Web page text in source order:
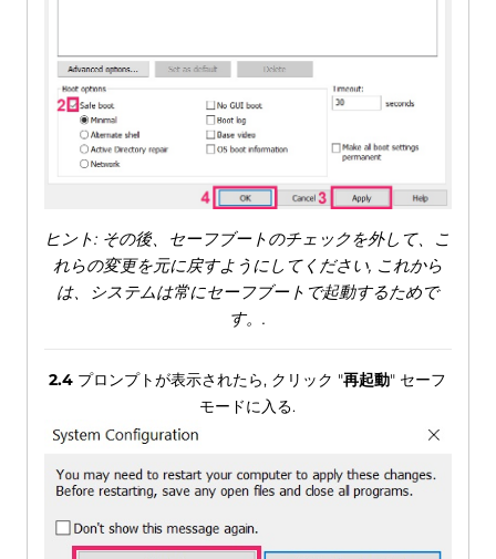
ヒント: その後、セーフブートのチェックを外して、こ
れらの変更を元に戻すようにしてください, これから
は、システムは常にセーフブートで起動するためで
す。.
2.4 プロンプトが表示されたら, クリック "再起動" セーフ
モードに入る.